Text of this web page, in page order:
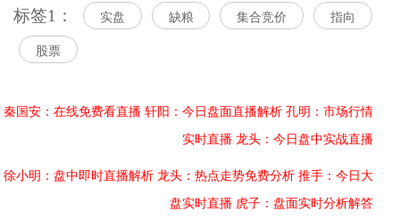
标签1： 实盘 缺粮 集合竞价 指向
股票
秦国安：在线免费看直播 轩阳：今日盘面直播解析 孔明：市场行情
实时直播 龙头：今日盘中实战直播
徐小明：盘中即时直播解析 龙头：热点走势免费分析 推手：今日大
盘实时直播 虎子：盘面实时分析解答